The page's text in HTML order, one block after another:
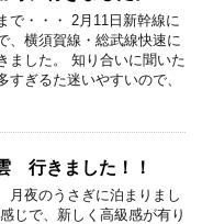
で・・・ 2月11日新幹線に
、横須賀線・総武線快速に
ました。 知り合いに聞いた
すぎるた迷いやすいので、
行きました！！
夜のうさぎに泊まりまし
じで、新しく高級感が有り